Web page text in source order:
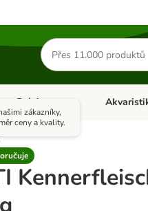
Hledat
produkty
Otevřít menu: Malá zvířata
Ptáci Otevřít
zákazníky,
ceny a kvality.